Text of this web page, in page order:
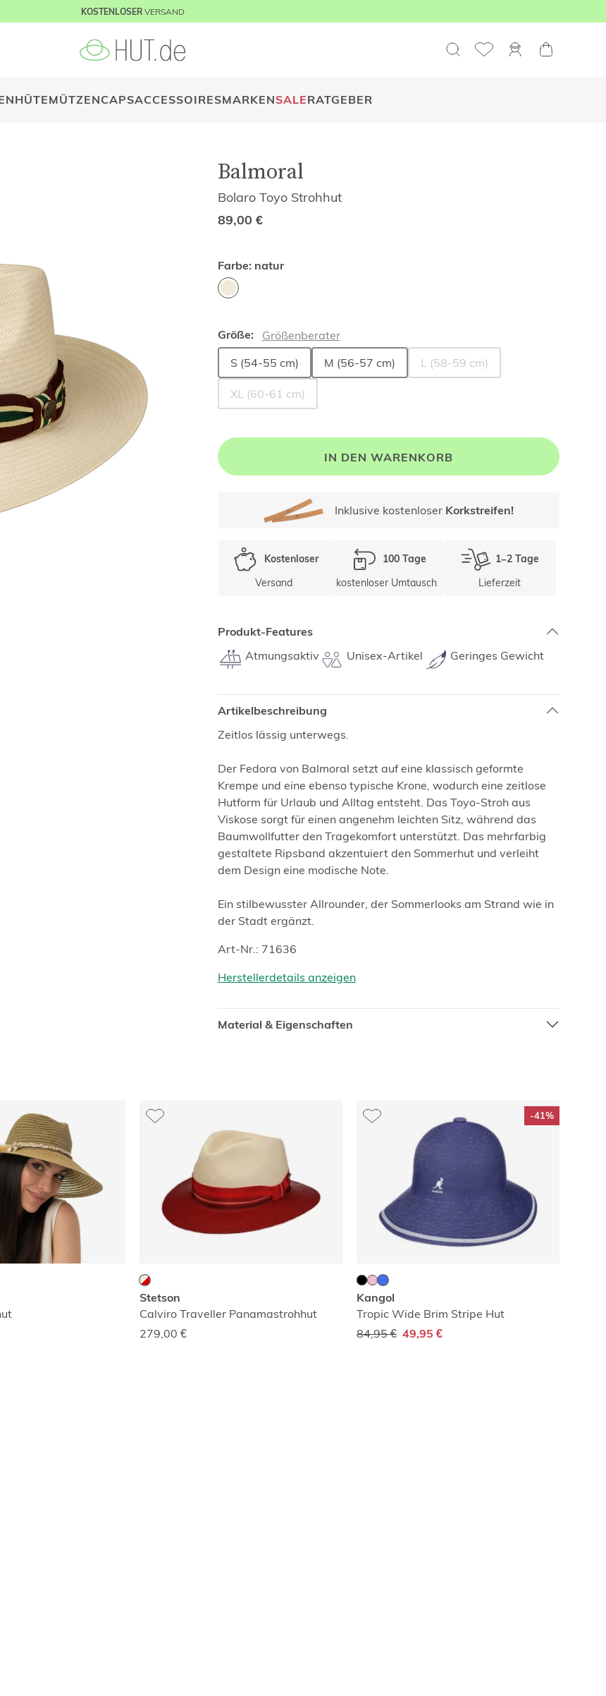
KOSTENLOSERVERSAND
HÜTEMÜTZENCAPSACCESSOIRESMARKENSALERATGEBER
Balmoral
Bolaro Toyo Strohhut
89,00 €
Farbe: natur
Größe:
Größenberater
S (54-55 cm)
M (56-57 cm) L (58-59 cm)
XL (60-61 cm)
IN DEN WARENKORB
Inklusive kostenloser Korkstreifen!
Kostenloser
Versand
100 Tage
kostenloser Umtausch
1–2 Tage
Lieferzeit
Produkt-Features
Atmungsaktiv Unisex-Artikel Geringes Gewicht
Artikelbeschreibung
Zeitlos lässig unterwegs.
Der Fedora von Balmoral setzt auf eine klassisch geformte
Krempe und eine ebenso typische Krone, wodurch eine zeitlose
Hutform für Urlaub und Alltag entsteht. Das Toyo-Stroh aus
Viskose sorgt für einen angenehm leichten Sitz, während das
Baumwollfutter den Tragekomfort unterstützt. Das mehrfarbig
gestaltete Ripsband akzentuiert den Sommerhut und verleiht
dem Design eine modische Note.
Ein stilbewusster Allrounder, der Sommerlooks am Strand wie in
der Stadt ergänzt.
Art-Nr.: 71636
Herstellerdetails anzeigen
Material & Eigenschaften
Stetson
Calviro Traveller Panamastrohhut
279,00 €
-41%
Kangol
Tropic Wide Brim Stripe Hut
84,95 € 49,95 €